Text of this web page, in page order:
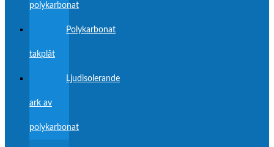
polykarbonat
Polykarbonat
takplåt
Ljudisolerande
ark av
polykarbonat